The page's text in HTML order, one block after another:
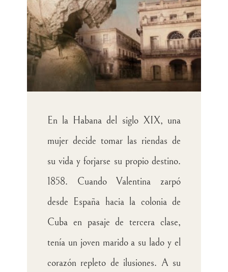
En la Habana del siglo XIX, una
mujer decide tomar las riendas de
su vida y forjarse su propio destino.
1858. Cuando Valentina zarpó
desde España hacia la colonia de
Cuba en pasaje de tercera clase,
tenía un joven marido a su lado y el
corazón repleto de ilusiones. A su